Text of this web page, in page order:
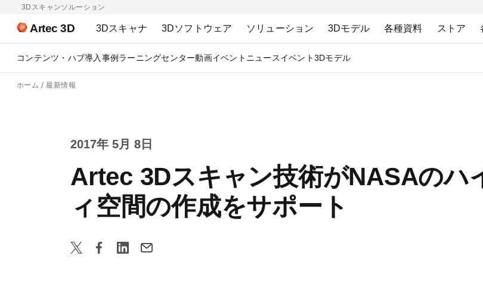
3Dスキャンソルーション
Artec 3D 3Dスキャナ 3Dソフトウェア ソリューション 3Dモデル 各種資料 ストア
コンテンツ・ハブ導入事例 ラーニングセンター動画イベント ニュースイベント3Dモデル
ホーム 最新情報
2017年 5月 8日
Artec 3Dスキャン技術がNASAのハ
ィ空間の作成をサポート